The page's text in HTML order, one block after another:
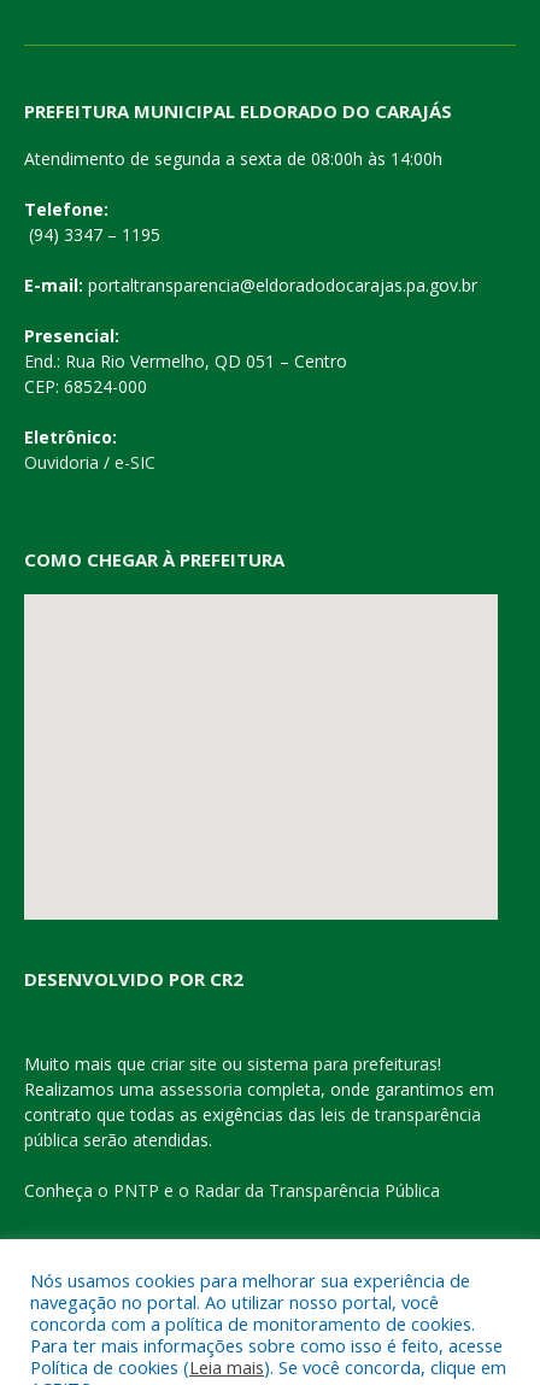
PREFEITURA MUNICIPAL ELDORADO DO CARAJÁS
Atendimento de segunda a sexta de 08:00h às 14:00h
Telefone:
(94) 3347 – 1195
E-mail: portaltransparencia@eldoradodocarajas.pa.gov.br
Presencial:
End.: Rua Rio Vermelho, QD 051 – Centro
CEP: 68524-000
Eletrônico:
Ouvidoria / e-SIC
COMO CHEGAR À PREFEITURA
DESENVOLVIDO POR CR2
Muito mais que criar site ou sistema para prefeituras!
Realizamos uma assessoria completa, onde garantimos em
contrato que todas as exigências das leis de transparência
pública serão atendidas.
Conheça o PNTP e o Radar da Transparência Pública
Todos os direitos reservados a Prefeitura Municipal de Eldorado
do Carajás
Nós usamos cookies para melhorar sua experiência de
navegação no portal. Ao utilizar nosso portal, você
concorda com a política de monitoramento de cookies.
Para ter mais informações sobre como isso é feito, acesse
Política de cookies (Leia mais). Se você concorda, clique em